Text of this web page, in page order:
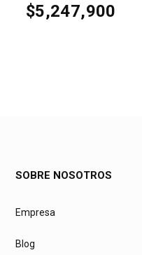
$5,247,900
SOBRE NOSOTROS
Empresa
Blog